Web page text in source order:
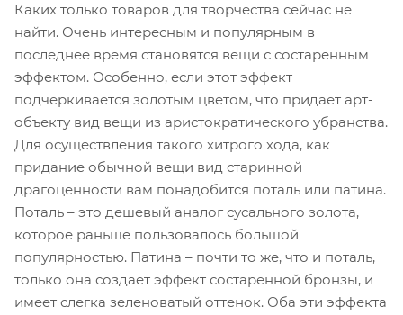
Каких только товаров для творчества сейчас не
найти. Очень интересным и популярным в
последнее время становятся вещи с состаренным
эффектом. Особенно, если этот эффект
подчеркивается золотым цветом, что придает арт-
объекту вид вещи из аристократического убранства.
Для осуществления такого хитрого хода, как
придание обычной вещи вид старинной
драгоценности вам понадобится поталь или патина.
Поталь – это дешевый аналог сусального золота,
которое раньше пользовалось большой
популярностью. Патина – почти то же, что и поталь,
только она создает эффект состаренной бронзы, и
имеет слегка зеленоватый оттенок. Оба эти эффекта